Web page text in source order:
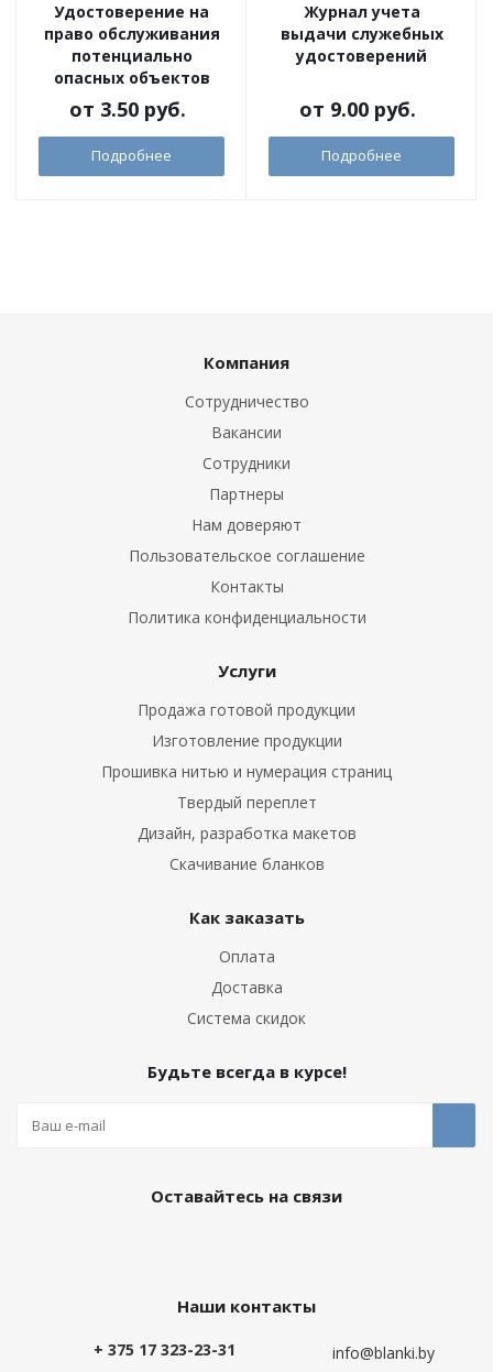
Удостоверение на
право обслуживания
потенциально
опасных объектов
от 3.50 руб.
Подробнее
Журнал учета
выдачи служебных
удостоверений
от 9.00 руб.
Подробнее
Компания
Сотрудничество
Вакансии
Сотрудники
Партнеры
Нам доверяют
Пользовательское соглашение
Контакты
Политика конфиденциальности
Услуги
Продажа готовой продукции
Изготовление продукции
Прошивка нитью и нумерация страниц
Твердый переплет
Дизайн, разработка макетов
Скачивание бланков
Как заказать
Оплата
Доставка
Система скидок
Будьте всегда в курсе!
Оставайтесь на связи
Наши контакты
+ 375 17 323-23-31 info@blanki.by